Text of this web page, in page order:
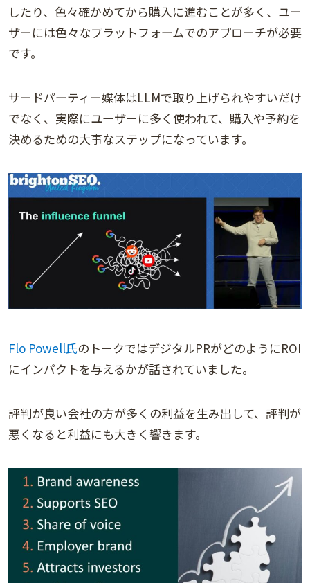
したり、色々確かめてから購入に進むことが多く、ユー
ザーには色々なプラットフォームでのアプローチが必要
です。
サードパーティー媒体はLLMで取り上げられやすいだけ
でなく、実際にユーザーに多く使われて、購入や予約を
決めるための大事なステップになっています。
Flo Powell氏のトークではデジタルPRがどのようにROI
にインパクトを与えるかが話されていました。
評判が良い会社の方が多くの利益を生み出して、評判が
悪くなると利益にも大きく響きます。